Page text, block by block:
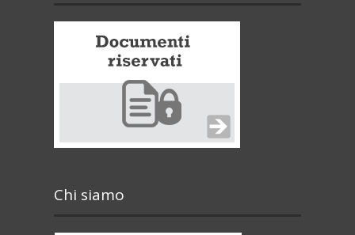
Chi siamo